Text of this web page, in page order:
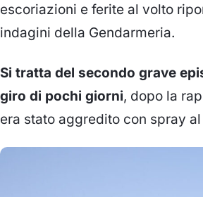
escoriazioni e ferite al volto
indagini della Gendarmeria.
Si tratta del secondo grave
giro di pochi giorni, dopo la
era stato aggredito con spray